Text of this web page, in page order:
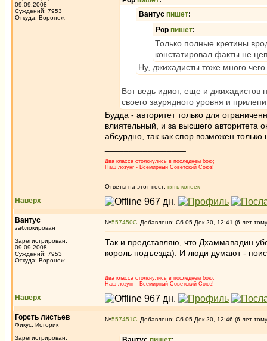
09.09.2008
Суждений: 7953
Откуда: Воронеж
Вантус пишет:
Pop пишет:
Только полные кретины
констатировал факты не
Ну, джихадисты тоже много
Вот ведь идиот, еще и джихадистов
своего заурядного уровня и
Будда - авторитет только для
влиятельный, и за высшего авторитета
абсурдно, так как спор возможен
Два класса столкнулись в последнем бою;
Наш лозунг - Всемирный Советский Союз!
Ответы на этот пост: пять копеек
Наверх
Вантус
заблокирован
Зарегистрирован:
09.09.2008
Суждений: 7953
Откуда: Воронеж
№557450 Добавлено: Сб 05 Дек 20, 12:41 (6 лет
Так и представляю, что Дхаммавадин
король подъезда). И люди думают -
Два класса столкнулись в последнем бою;
Наш лозунг - Всемирный Советский Союз!
Наверх
Горсть листьев
Фикус, Историк
Зарегистрирован:
№557451 Добавлено: Сб 05 Дек 20, 12:46 (6 лет